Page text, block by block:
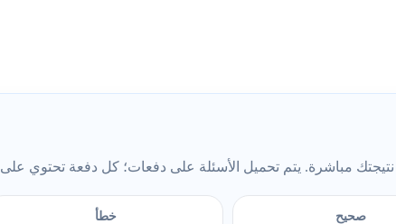
مباشرة. يتم تحميل الأسئلة على دفعات؛ كل دفعة تحتوي على 5 أسئلة.
صحيح خطأ